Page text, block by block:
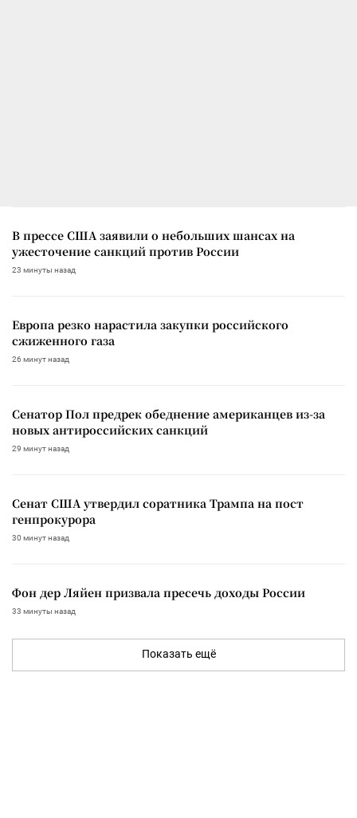
В прессе США заявили о небольших шансах на
ужесточение санкций против России
23 минуты назад
Европа резко нарастила закупки российского
сжиженного газа
26 минут назад
Сенатор Пол предрек обеднение американцев из-за
новых антироссийских санкций
29 минут назад
Сенат США утвердил соратника Трампа на пост
генпрокурора
30 минут назад
Фон дер Ляйен призвала пресечь доходы России
33 минуты назад
Показать ещё